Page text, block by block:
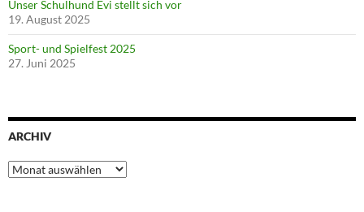
Unser Schulhund Evi stellt sich vor
19. August 2025
Sport- und Spielfest 2025
27. Juni 2025
ARCHIV
Archiv